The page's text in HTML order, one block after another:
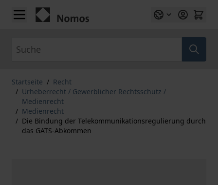
Zum Inhalt springen
Startseite / Recht
/ Urheberrecht / Gewerblicher Rechtsschutz /
Medienrecht
/ Medienrecht
/ Die Bindung der Telekommunikationsregulierung durch
das GATS-Abkommen